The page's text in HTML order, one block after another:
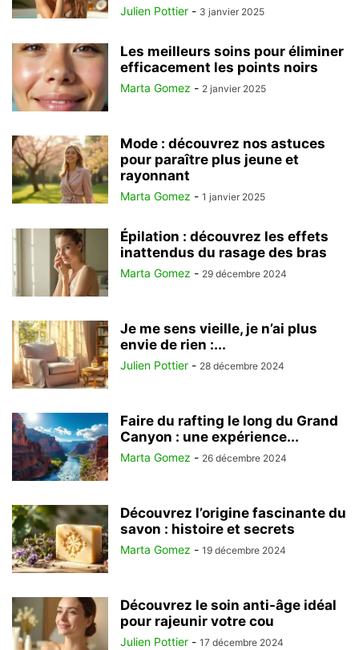
Julien Pottier - 3 janvier 2025
Les meilleurs soins pour éliminer
efficacement les points noirs
Marta Gomez - 2 janvier 2025
Mode : découvrez nos astuces
pour paraître plus jeune et
rayonnant
Marta Gomez - 1 janvier 2025
Épilation : découvrez les effets
inattendus du rasage des bras
Marta Gomez - 29 décembre 2024
Je me sens vieille, je n’ai plus
envie de rien :...
Julien Pottier - 28 décembre 2024
Faire du rafting le long du Grand
Canyon : une expérience...
Marta Gomez - 26 décembre 2024
Découvrez l’origine fascinante du
savon : histoire et secrets
Marta Gomez - 19 décembre 2024
Découvrez le soin anti-âge idéal
pour rajeunir votre cou
Julien Pottier - 17 décembre 2024